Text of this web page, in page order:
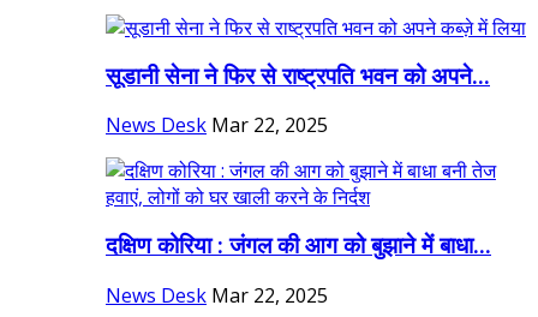
सूडानी सेना ने फिर से राष्ट्रपति भवन को अपने...
News Desk Mar 22, 2025
दक्षिण कोरिया : जंगल की आग को बुझाने में बाधा...
News Desk Mar 22, 2025